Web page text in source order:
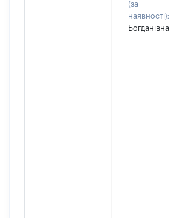
(за
наявності):
Богданівна